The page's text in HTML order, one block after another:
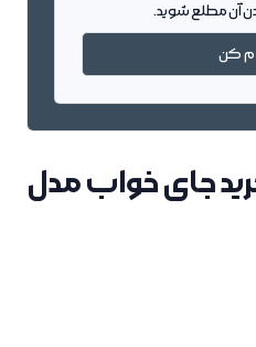
آن مطلع شوید.
کن
جای خواب مدل